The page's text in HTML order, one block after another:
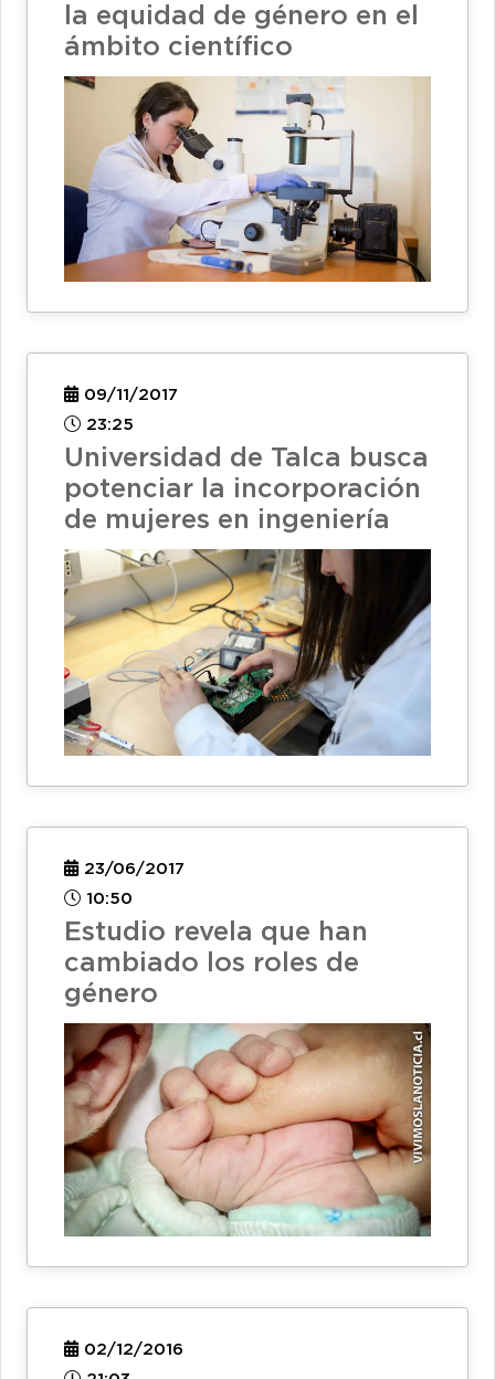
la equidad de género en el
ámbito científico
09/11/2017
23:25
Universidad de Talca busca
potenciar la incorporación
de mujeres en ingeniería
23/06/2017
10:50
Estudio revela que han
cambiado los roles de
género
02/12/2016